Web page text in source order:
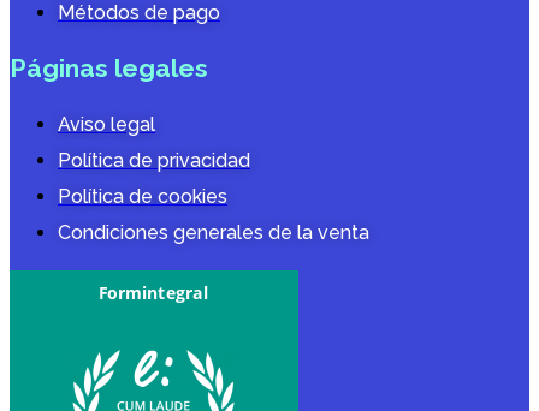
Métodos de pago
Páginas legales
Aviso legal
Política de privacidad
Política de cookies
Condiciones generales de la venta